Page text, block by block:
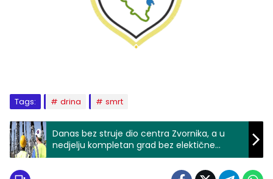
Tags: drina smrt
Danas bez struje dio centra Zvornika, a u
nedjelju kompletan grad bez elektične
energije